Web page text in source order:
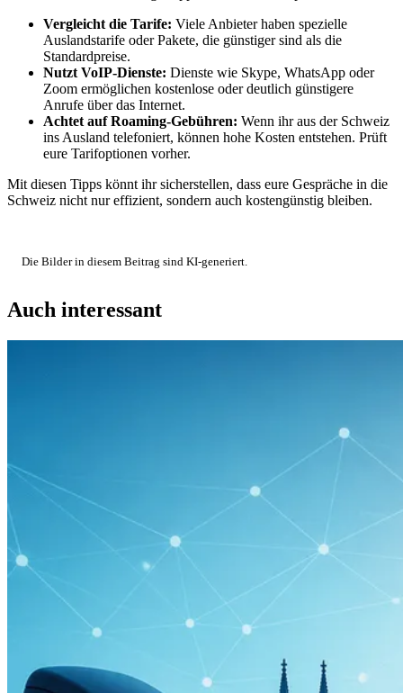
Vergleicht die Tarife: Viele Anbieter haben spezielle
Auslandstarife oder Pakete, die günstiger sind als die
Standardpreise.
Nutzt VoIP-Dienste: Dienste wie Skype, WhatsApp oder
Zoom ermöglichen kostenlose oder deutlich günstigere
Anrufe über das Internet.
Achtet auf Roaming-Gebühren: Wenn ihr aus der Schweiz
ins Ausland telefoniert, können hohe Kosten entstehen. Prüft
eure Tarifoptionen vorher.
Mit diesen Tipps könnt ihr sicherstellen, dass eure Gespräche in die
Schweiz nicht nur effizient, sondern auch kostengünstig bleiben.
Die Bilder in diesem Beitrag sind KI-generiert.
Auch interessant